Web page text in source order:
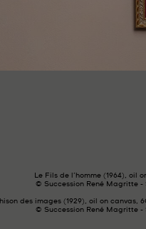
Le Fils de l’homme (1964), oil
© Succession René Magritte
des images (1929), oil on canvas,
© Succession René Magritte